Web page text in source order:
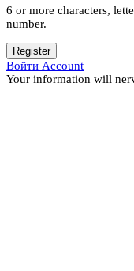
6 or more characters,
number.
Register
Войти Account
Your information will